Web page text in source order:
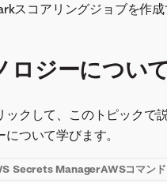
スコアリングジョブを作成
ロジーについて
ックして、このトピックで
について学びます。
Secrets ManagerAWSコマン